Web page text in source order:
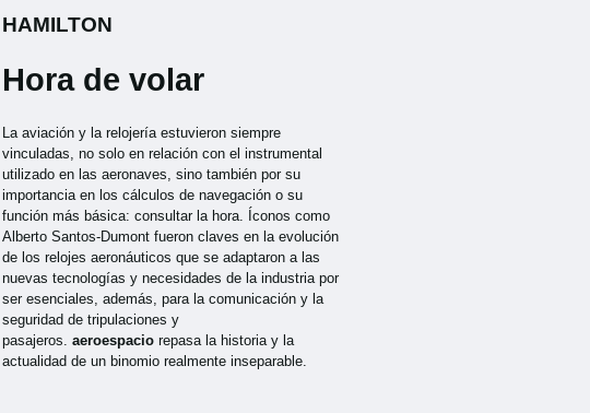
HAMILTON
Hora de volar
La aviación y la relojería estuvieron siempre
vinculadas, no solo en relación con el instrumental
utilizado en las aeronaves, sino también por su
importancia en los cálculos de navegación o su
función más básica: consultar la hora. Íconos como
Alberto Santos-Dumont fueron claves en la evolución
de los relojes aeronáuticos que se adaptaron a las
nuevas tecnologías y necesidades de la industria por
ser esenciales, además, para la comunicación y la
seguridad de tripulaciones y
pasajeros.aeroespaciorepasa la historia y la
actualidad de un binomio realmente inseparable.